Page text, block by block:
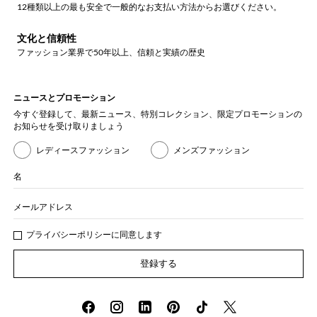
12種類以上の最も安全で一般的なお支払い方法からお選びください。
文化と信頼性
ファッション業界で50年以上、信頼と実績の歴史
ニュースとプロモーション
今すぐ登録して、最新ニュース、特別コレクション、限定プロモーションの
お知らせを受け取りましょう
レディースファッション メンズファッション
名
メールアドレス
プライバシーポリシーに同意します
登録する